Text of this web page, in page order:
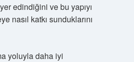
edindiğini ve bu yapıyı
nasıl katkı sunduklarını
yoluyla daha iyi